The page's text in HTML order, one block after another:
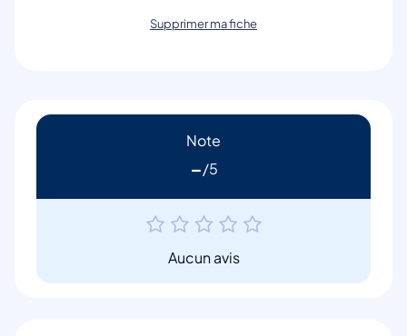
Supprimer ma fiche
Note
-
Aucun avis